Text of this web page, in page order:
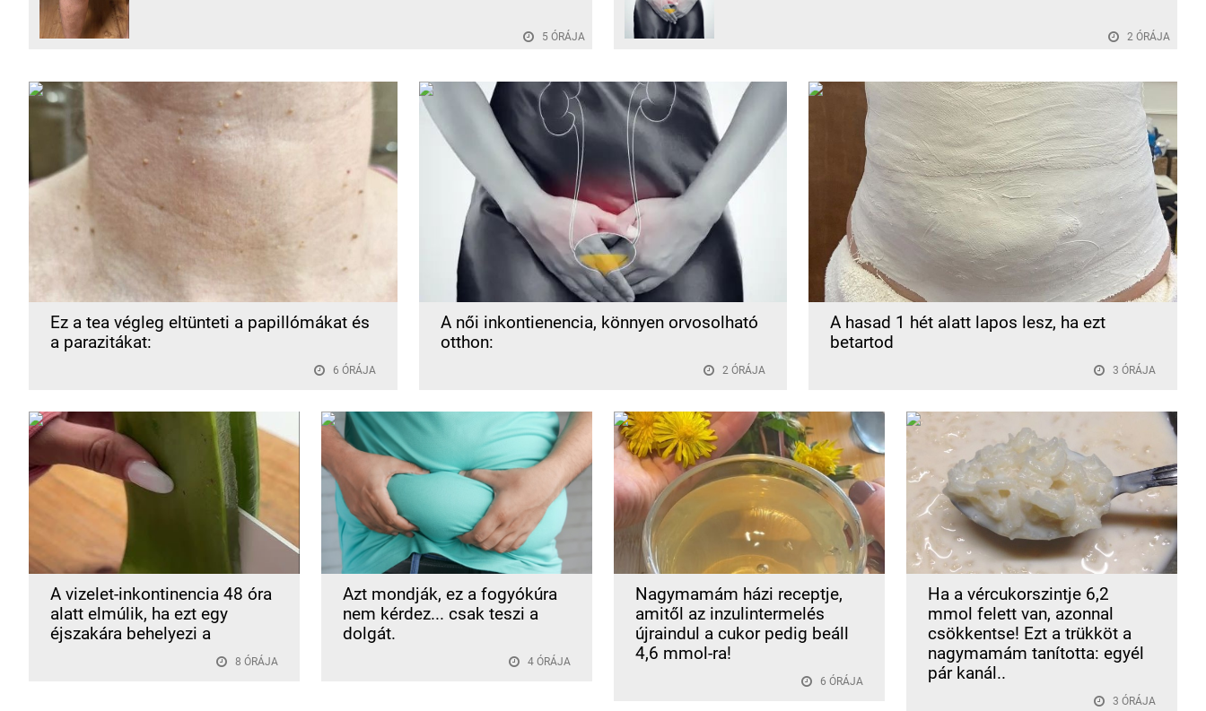
5 ÓRÁJA 2 ÓRÁJA
Ez a tea végleg eltünteti a papillómákat és
a parazitákat:
6 ÓRÁJA
A női inkontienencia, könnyen orvosolható
otthon:
2 ÓRÁJA
A hasad 1 hét alatt lapos lesz, ha ezt
betartod
3 ÓRÁJA
A vizelet-inkontinencia 48 óra
alatt elmúlik, ha ezt egy
éjszakára behelyezi a
8 ÓRÁJA
Azt mondják, ez a fogyókúra
nem kérdez... csak teszi a
dolgát.
4 ÓRÁJA
Nagymamám házi receptje,
amitől az inzulintermelés
újraindul a cukor pedig beáll
4,6 mmol-ra!
6 ÓRÁJA
Ha a vércukorszintje 6,2
mmol felett van, azonnal
csökkentse! Ezt a trükköt a
nagymamám tanította: egyél
pár kanál..
3 ÓRÁJA